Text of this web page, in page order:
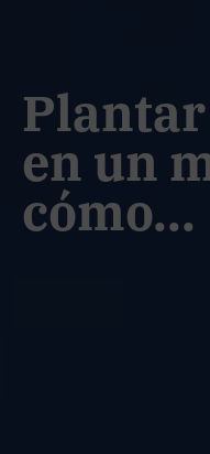
en un
cómo...